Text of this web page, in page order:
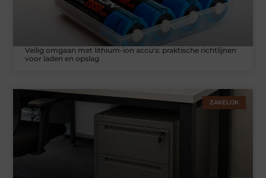
Veilig omgaan met lithium-ion accu's: praktische richtlijnen
voor laden en opslag
ZAKELIJK